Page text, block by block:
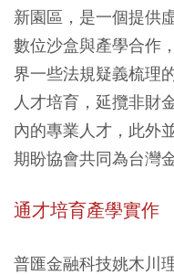
新園區，是一個提供
數位沙盒與產學合作
界一些法規疑義梳理
人才培育，延攬非財
內的專業人才，此外
期盼協會共同為台灣
通才培育產學實作
普匯金融科技姚木川